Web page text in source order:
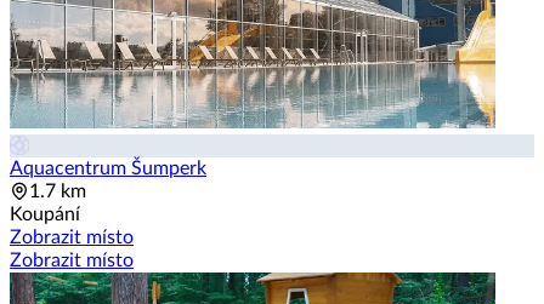
Aquacentrum Šumperk
1.7 km
Koupání
Zobrazit místo
Zobrazit místo